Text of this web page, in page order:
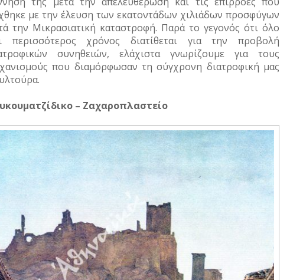
με την έλευση των εκατοντάδων χιλιάδων προσφύγων
την Μικρασιατική καταστροφή. Παρά το γεγονός ότι όλο
περισσότερος χρόνος διατίθεται για την προβολή
συνηθειών, ελάχιστα γνωρίζουμε για τους
που διαμόρφωσαν τη σύγχρονη διατροφική μας
– Ζαχαροπλαστείο